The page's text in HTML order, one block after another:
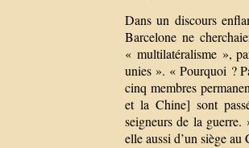
Dans un discours
Barcelone ne
« multilatéralisme »,
unies ». « Pourquoi ?
cinq membres
et la Chine] sont
seigneurs de la
elle aussi d’un siège au